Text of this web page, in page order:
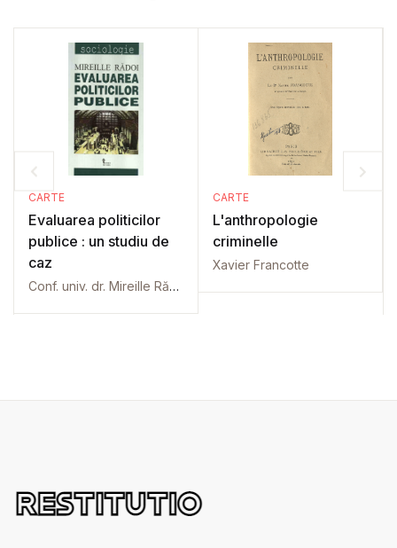
CARTE
Evaluarea politicilor
publice : un studiu de
caz
Conf. univ. dr. Mireille Rădoi
CARTE
L'anthropologie
criminelle
Xavier Francotte